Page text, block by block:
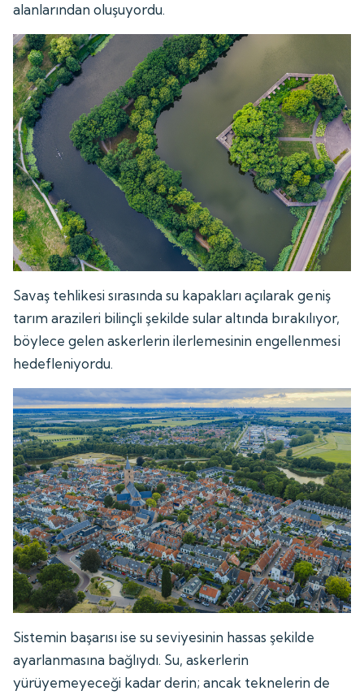
alanlarından oluşuyordu.
Savaş tehlikesi sırasında su kapakları açılarak geniş
tarım arazileri bilinçli şekilde sular altında bırakılıyor,
böylece gelen askerlerin ilerlemesinin engellenmesi
hedefleniyordu.
Sistemin başarısı ise su seviyesinin hassas şekilde
ayarlanmasına bağlıydı. Su, askerlerin
yürüyemeyeceği kadar derin; ancak teknelerin de